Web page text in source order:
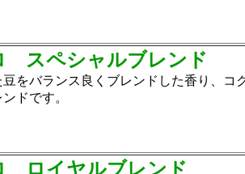
スペシャルブレンド
豆をバランス良くブレンドした香り、コ
ドです。
ロイヤルブレンド